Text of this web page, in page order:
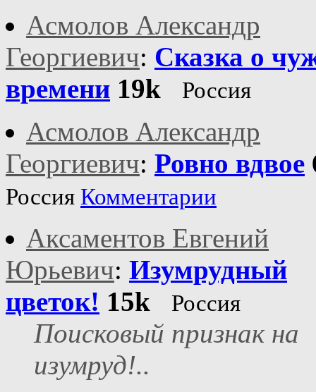
Асмолов Александр
Георгиевич: Сказка о
времени 19k Россия
Асмолов Александр
Георгиевич: Ровно вдвое
Россия Комментарии
Аксаментов Евгений
Юрьевич: Изумрудный
цветок! 15k Россия
Поисковый признак на
изумруд!..